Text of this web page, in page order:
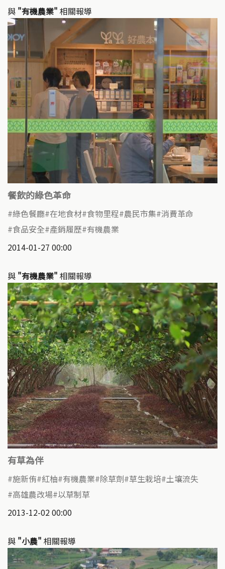
與 "有機農業" 相關報導
餐飲的綠色革命
綠色餐廳 在地食材 食物里程 農民市集 消費革命
食品安全 產銷履歷 有機農業
2014-01-27 00:00
與 "有機農業" 相關報導
有草為伴
施新侑 紅柚 有機農業 除草劑 草生栽培 土壤流失
高雄農改場 以草制草
2013-12-02 00:00
與 "小農" 相關報導